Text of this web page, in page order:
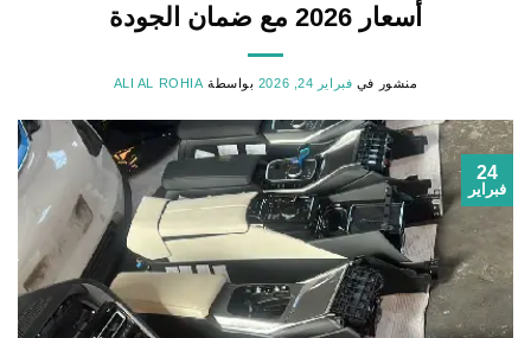
أسعار 2026 مع ضمان الجودة
منشور في فبراير 24, 2026 بواسطة ALI AL ROHIA
24
فبراير